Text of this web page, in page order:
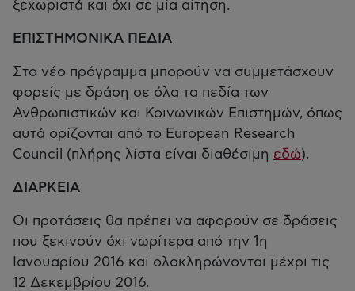
ξεχωριστά και όχι σε μία αίτηση.
ΕΠΙΣΤΗΜΟΝΙΚΑ ΠΕΔΙΑ
Στο νέο πρόγραμμα μπορούν να συμμετάσχουν
φορείς με δράση σε όλα τα πεδία των
Ανθρωπιστικών και Κοινωνικών Επιστημών, όπως
αυτά ορίζονται από το European Research
Council (πλήρης λίστα είναι διαθέσιμη εδώ).
ΔΙΑΡΚΕΙΑ
Οι προτάσεις θα πρέπει να αφορούν σε δράσεις
που ξεκινούν όχι νωρίτερα από την 1η
Ιανουαρίου 2016 και ολοκληρώνονται μέχρι τις
12 Δεκεμβρίου 2016.